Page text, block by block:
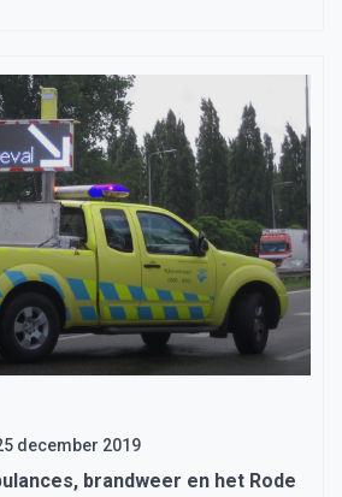
december 2019
brandweer en het Rode